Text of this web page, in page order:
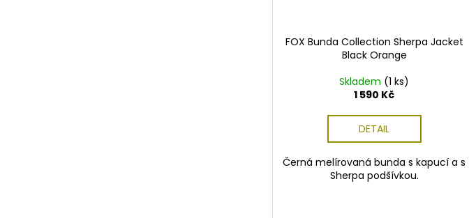
FOX Bunda Collection Sherpa Jacket
Black Orange
Skladem (1 ks)
1 590 Kč
DETAIL
Černá melírovaná bunda s kapucí a s
Sherpa podšívkou.